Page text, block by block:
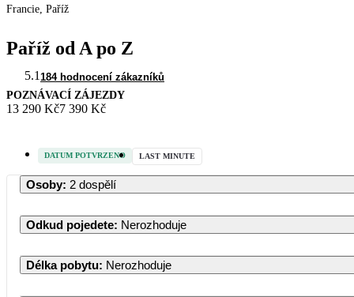
Francie, Paříž
Paříž od A po Z
5.1 184 hodnocení zákazníků
POZNÁVACÍ ZÁJEZDY
13 290 Kč7 390 Kč
DATUM POTVRZENO LAST MINUTE
Osoby: 2 dospělí
Odkud pojedete: Nerozhoduje
Délka pobytu: Nerozhoduje